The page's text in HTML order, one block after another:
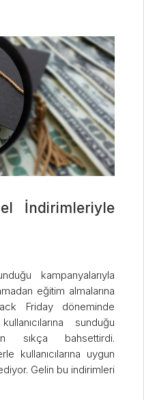
İndirimleriyle
kampanyalarıyla
eğitim almalarına
Friday döneminde
sunduğu
sıkça bahsettirdi.
kullanıcılarına uygun
Gelin bu indirimleri